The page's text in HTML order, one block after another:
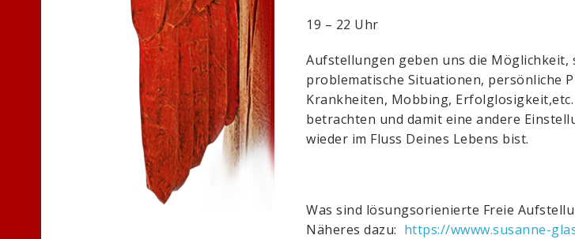
19 – 22 Uhr
Aufstellungen geben uns die Möglichkeit,
problematische Situationen, persönliche
Krankheiten, Mobbing,
betrachten und damit eine andere
wieder im Fluss Deines Lebens bist.
Was sind lösungsorienierte Freie
Näheres dazu: https://wwww.susanne-